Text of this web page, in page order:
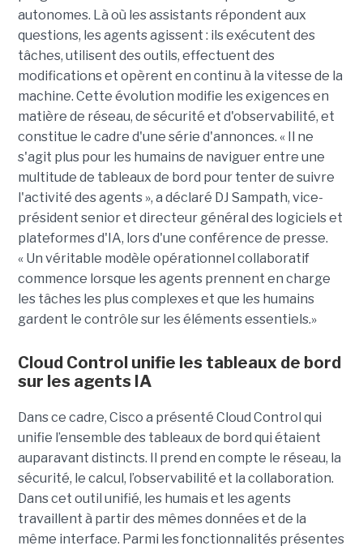
autonomes. Là où les assistants répondent aux
questions, les agents agissent : ils exécutent des
tâches, utilisent des outils, effectuent des
modifications et opèrent en continu à la vitesse de la
machine. Cette évolution modifie les exigences en
matière de réseau, de sécurité et d'observabilité, et
constitue le cadre d'une série d'annonces. « Il ne
s'agit plus pour les humains de naviguer entre une
multitude de tableaux de bord pour tenter de suivre
l'activité des agents », a déclaré DJ Sampath, vice-
président senior et directeur général des logiciels et
plateformes d'IA, lors d'une conférence de presse.
« Un véritable modèle opérationnel collaboratif
commence lorsque les agents prennent en charge
les tâches les plus complexes et que les humains
gardent le contrôle sur les éléments essentiels.»
Cloud Control unifie les tableaux de bord
sur les agents IA
Dans ce cadre, Cisco a présenté Cloud Control qui
unifie l’ensemble des tableaux de bord qui étaient
auparavant distincts. Il prend en compte le réseau, la
sécurité, le calcul, l’observabilité et la collaboration.
Dans cet outil unifié, les humais et les agents
travaillent à partir des mêmes données et de la
même interface. Parmi les fonctionnalités présentes